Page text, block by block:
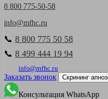
8 800 775-50-58
info@mfhc.ru
📞 8 800 775 50 58
📞 8 499 444 19 94
info@mfhc.ru
Заказать звонок Скрининг апноэ
Консультация WhatsApp